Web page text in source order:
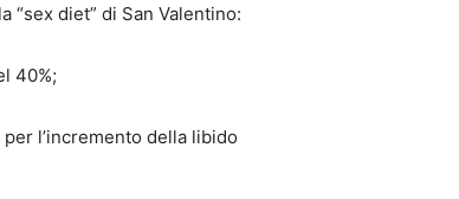
“sex diet” di San Valentino:
40%;
l’incremento della libido